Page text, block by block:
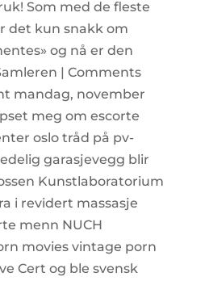
Som med de fleste
det kun snakk om
og nå er den
| Comments
mandag, november
meg om escorte
oslo tråd på pv-
garasjevegg blir
Kunstlaboratorium
i revidert massasje
menn NUCH
movies vintage porn
Cert og ble svensk